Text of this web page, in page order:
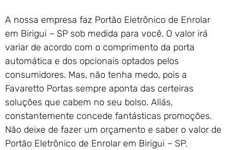
A nossa empresa faz Portão Eletrônico de Enrolar
em Birigui – SP sob medida para você. O valor irá
variar de acordo com o comprimento da porta
automática e dos opcionais optados pelos
consumidores. Mas, não tenha medo, pois a
Favaretto Portas sempre aponta das certeiras
soluções que cabem no seu bolso. Aliás,
constantemente concede fantásticas promoções.
Não deixe de fazer um orçamento e saber o valor de
Portão Eletrônico de Enrolar em Birigui – SP.